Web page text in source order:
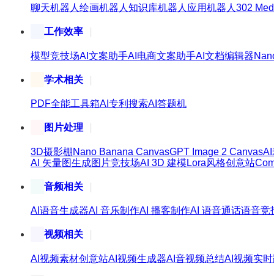
聊天机器人 绘画机器人 知识库机器人 应用机器人 302
工作效率
模型竞技场AI文案助手AI电商文案助手AI文档编辑器
学术相关
PDF全能工具箱AI专利搜索AI答题机
图片处理
3D摄影棚 Nano Banana CanvasGPT Image 2 CanvasAI
AI 矢量图生成图片竞技场AI 3D 建模 Lora风格创意站
音频相关
AI语音生成器AI 音乐制作AI 播客制作AI 语音通话语音竞
视频相关
AI视频素材创意站AI视频生成器AI音视频总结AI视频实